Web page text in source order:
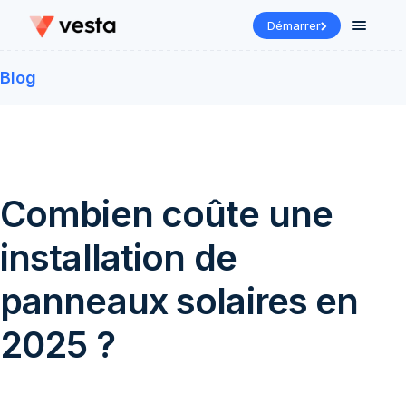
Démarrer
Blog
Combien coûte une
installation de
panneaux solaires en
2025 ?